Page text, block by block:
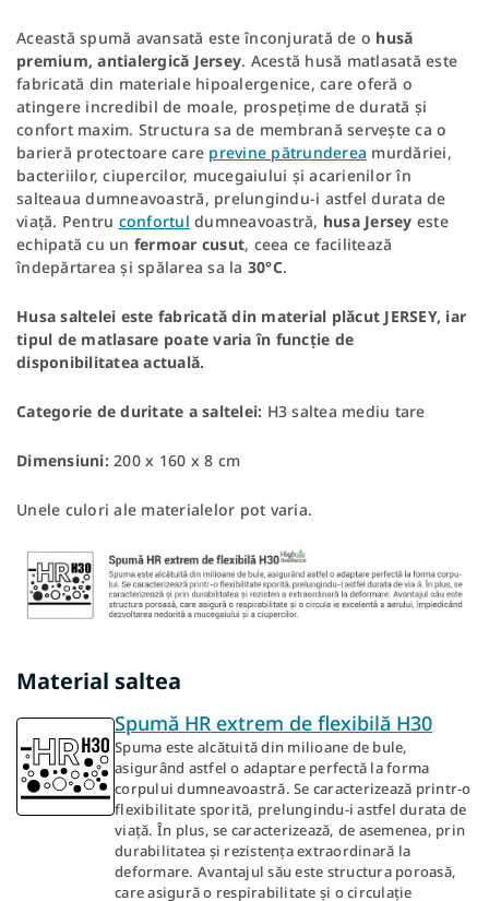
Această spumă avansată este înconjurată de o husă
premium, antialergică Jersey. Acestă husă matlasată este
fabricată din materiale hipoalergenice, care oferă o
atingere incredibil de moale, prospețime de durată și
confort maxim. Structura sa de membrană servește ca o
barieră protectoare care previne pătrunderea murdăriei,
bacteriilor, ciupercilor, mucegaiului și acarienilor în
salteaua dumneavoastră, prelungindu-i astfel durata de
viață. Pentru confortul dumneavoastră, husa Jersey este
echipată cu un fermoar cusut, ceea ce facilitează
îndepărtarea și spălarea sa la 30°C.
Husa saltelei este fabricată din material plăcut JERSEY, iar
tipul de matlasare poate varia în funcție de
disponibilitatea actuală.
Categorie de duritate a saltelei: H3 saltea mediu tare
Dimensiuni: 200 x 160 x 8 cm
Unele culori ale materialelor pot varia.
Material saltea
Spumă HR extrem de flexibilă H30
Spuma este alcătuită din milioane de bule,
asigurând astfel o adaptare perfectă la forma
corpului dumneavoastră. Se caracterizează printr-o
flexibilitate sporită, prelungindu-i astfel durata de
viață. În plus, se caracterizează, de asemenea, prin
durabilitatea și rezistența extraordinară la
deformare. Avantajul său este structura poroasă,
care asigură o respirabilitate și o circulație